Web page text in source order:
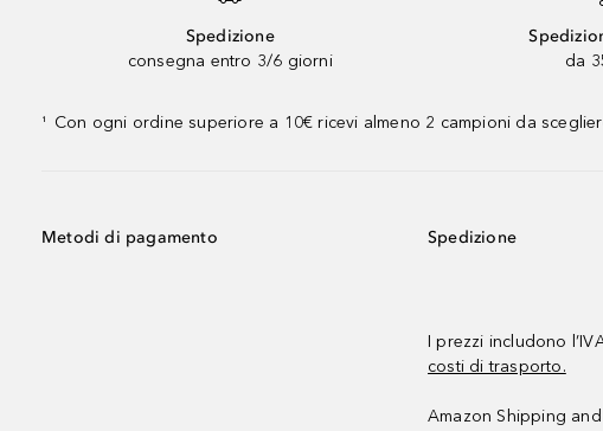
Spedizione
consegna entro 3/6 giorni
da
¹ Con ogni ordine superiore a 10€ ricevi almeno 2 campioni da
Metodi di pagamento Spedizione
I prezzi includono
costi di trasporto.
Amazon Shipping